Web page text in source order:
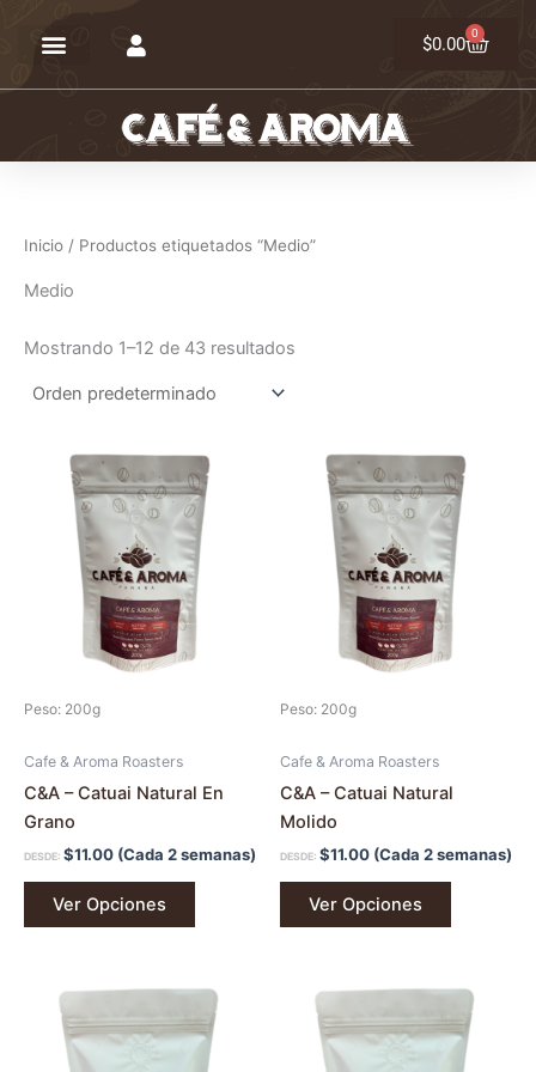
$0.00 0
Carrito
Inicio / Productos etiquetados “Medio”
Medio
Mostrando 1–12 de 43 resultados
Peso: 200g
Cafe & Aroma Roasters
C&A – Catuai Natural En
Grano
DESDE: $11.00 (Cada 2 semanas)
Ver Opciones
Este
producto
tiene
múltiples
variantes.
se
página
producto
Peso: 200g
Cafe & Aroma Roasters
C&A – Catuai Natural
Molido
DESDE: $11.00 (Cada 2 semanas)
Ver Opciones
Este
producto
tiene
múltiples
variantes.
se
página
producto
Este
producto
tiene
Este
producto
tiene